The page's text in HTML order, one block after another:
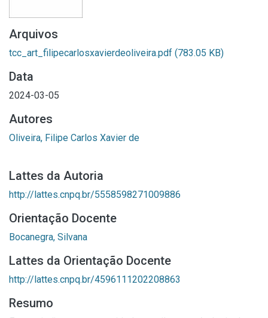
Arquivos
tcc_art_filipecarlosxavierdeoliveira.pdf (783.05 KB)
Data
2024-03-05
Autores
Oliveira, Filipe Carlos Xavier de
Lattes da Autoria
http://lattes.cnpq.br/5558598271009886
Orientação Docente
Bocanegra, Silvana
Lattes da Orientação Docente
http://lattes.cnpq.br/4596111202208863
Resumo